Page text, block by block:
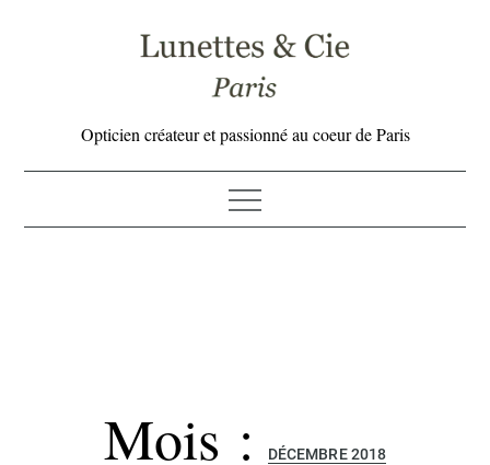
Opticien créateur et passionné au coeur de Paris
Mois : DÉCEMBRE 2018